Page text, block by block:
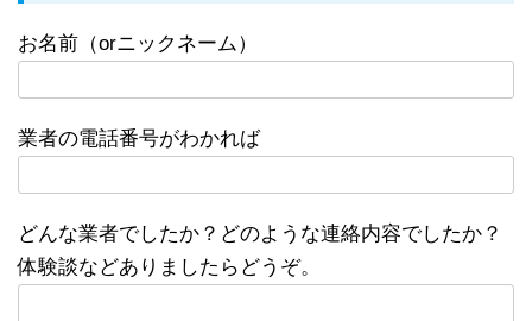
お名前（orニックネーム）
業者の電話番号がわかれば
どんな業者でしたか？どのような連絡内容でしたか？
体験談などありましたらどうぞ。